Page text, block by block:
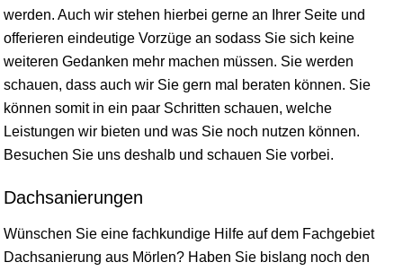
werden. Auch wir stehen hierbei gerne an Ihrer Seite und
offerieren eindeutige Vorzüge an sodass Sie sich keine
weiteren Gedanken mehr machen müssen. Sie werden
schauen, dass auch wir Sie gern mal beraten können. Sie
können somit in ein paar Schritten schauen, welche
Leistungen wir bieten und was Sie noch nutzen können.
Besuchen Sie uns deshalb und schauen Sie vorbei.
Dachsanierungen
Wünschen Sie eine fachkundige Hilfe auf dem Fachgebiet
Dachsanierung aus Mörlen? Haben Sie bislang noch den